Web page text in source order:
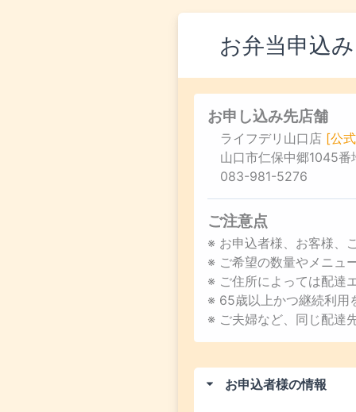
お弁当申込
お申し込み先店舗
ライフデリ山口店 [公
山口市仁保中郷1045番
083-981-5276
ご注意点
※ お申込者様、お客様、
※ ご希望の数量やメニュ
※ ご住所によっては配達
※ 65歳以上かつ継続利用
※ ご夫婦など、同じ配達
お申込者様の情報